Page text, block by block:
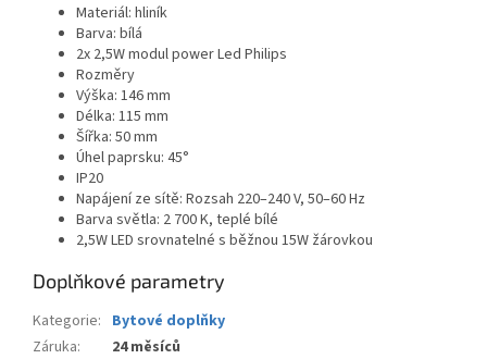
Materiál: hliník
Barva: bílá
2x 2,5W modul power Led Philips
Rozměry
Výška: 146 mm
Délka: 115 mm
Šířka: 50 mm
Úhel paprsku: 45°
IP20
Napájení ze sítě: Rozsah 220–240 V, 50–60 Hz
Barva světla: 2 700 K, teplé bílé
2,5W LED srovnatelné s běžnou 15W žárovkou
Doplňkové parametry
Kategorie: Bytové doplňky
Záruka:
24 měsíců